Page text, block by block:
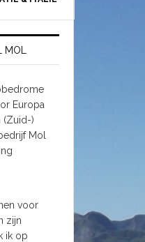
Europa
(Zuid-)
Mol
voor
zijn
ik op